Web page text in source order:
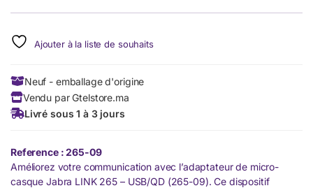
Ajouter à la liste de souhaits
Neuf - emballage d'origine
Vendu par Gtelstore.ma
Livré sous 1 à 3 jours
Reference : 265-09
Améliorez votre communication avec l’adaptateur de micro-
casque Jabra LINK 265 – USB/QD (265-09). Ce dispositif